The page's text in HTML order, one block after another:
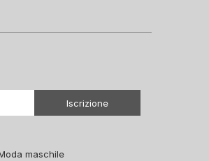
Iscrizione
maschile